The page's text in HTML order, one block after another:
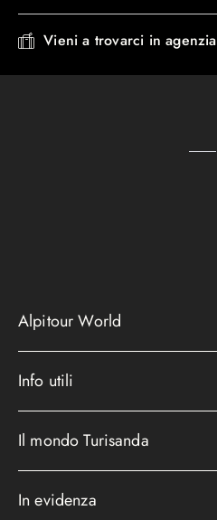
Vieni a trovarci in agenzia
Alpitour World
AWARD
Area riservata
Convenzioni
Info utili
Metodi di pagamento
Il mondo Turisanda
In evidenza